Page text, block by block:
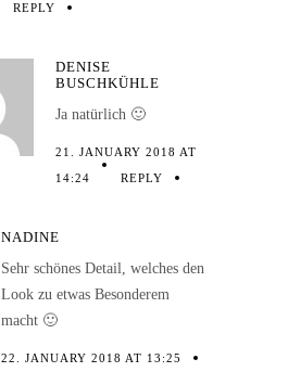
REPLY
DENISE
BUSCHKÜHLE
Ja natürlich 🙂
21. JANUARY 2018 AT
14:24
REPLY
NADINE
Sehr schönes Detail, welches den
Look zu etwas Besonderem
macht 🙂
22. JANUARY 2018 AT 13:25